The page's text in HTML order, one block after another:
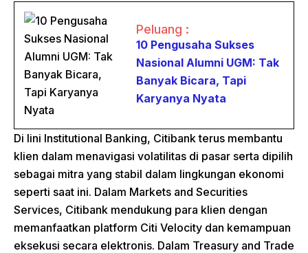
Peluang :
10 Pengusaha Sukses
Nasional Alumni UGM: Tak
Banyak Bicara, Tapi
Karyanya Nyata
Di lini Institutional Banking, Citibank terus membantu
klien dalam menavigasi volatilitas di pasar serta dipilih
sebagai mitra yang stabil dalam lingkungan ekonomi
seperti saat ini. Dalam Markets and Securities
Services, Citibank mendukung para klien dengan
memanfaatkan platform Citi Velocity dan kemampuan
eksekusi secara elektronis. Dalam Treasury and Trade